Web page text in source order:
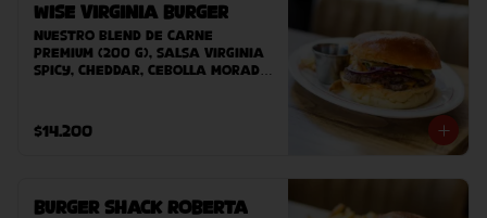
Wise Virginia Burger
Nuestro blend de carne
premium (200 g), salsa Virginia
Spicy, cheddar, cebolla morada,
Acompañado de papas fritas
caseras.
$14.200
Burger Shack Roberta